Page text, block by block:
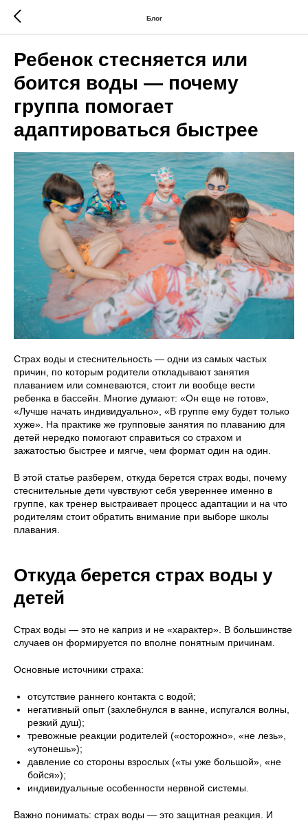
Блог
Ребенок стесняется или
боится воды — почему
группа помогает
адаптироваться быстрее
Страх воды и стеснительность — одни из самых частых
причин, по которым родители откладывают занятия
плаванием или сомневаются, стоит ли вообще вести
ребенка в бассейн. Многие думают: «Он еще не готов»,
«Лучше начать индивидуально», «В группе ему будет только
хуже». На практике же групповые занятия по плаванию для
детей нередко помогают справиться со страхом и
зажатостью быстрее и мягче, чем формат один на один.
В этой статье разберем, откуда берется страх воды, почему
стеснительные дети чувствуют себя увереннее именно в
группе, как тренер выстраивает процесс адаптации и на что
родителям стоит обратить внимание при выборе школы
плавания.
Откуда берется страх воды у
детей
Страх воды — это не каприз и не «характер». В большинстве
случаев он формируется по вполне понятным причинам.
Основные источники страха:
отсутствие раннего контакта с водой;
негативный опыт (захлебнулся в ванне, испугался волны,
резкий душ);
тревожные реакции родителей («осторожно», «не лезь»,
«утонешь»);
давление со стороны взрослых («ты уже большой», «не
бойся»);
индивидуальные особенности нервной системы.
Важно понимать: страх воды — это защитная реакция. И